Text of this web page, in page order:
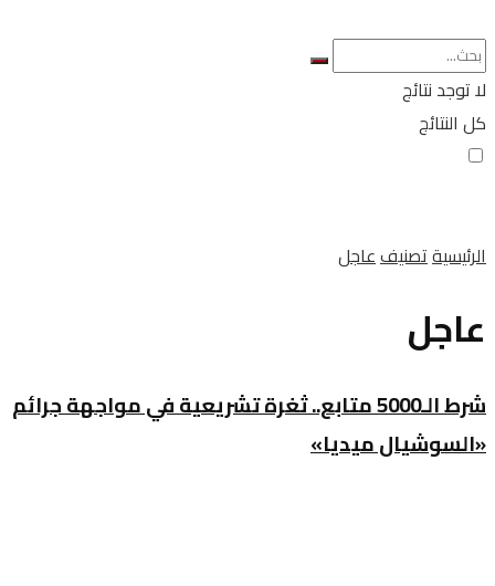
لا توجد نتائج
كل النتائج
الرئيسيةتصنيفعاجل
عاجل
شرط الـ5000 متابع.. ثغرة تشريعية في مواجهة جرائم
«السوشيال ميديا»